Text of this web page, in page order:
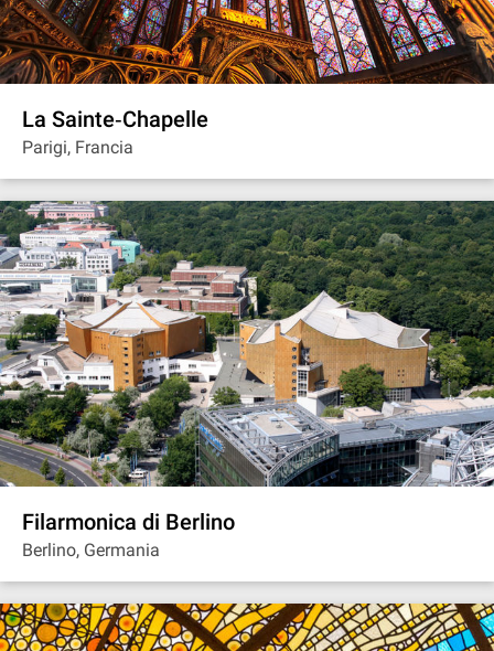
La Sainte‐Chapelle
Parigi, Francia
Filarmonica di Berlino
Berlino, Germania